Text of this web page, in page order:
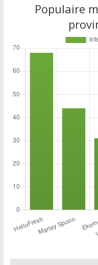
Populaire